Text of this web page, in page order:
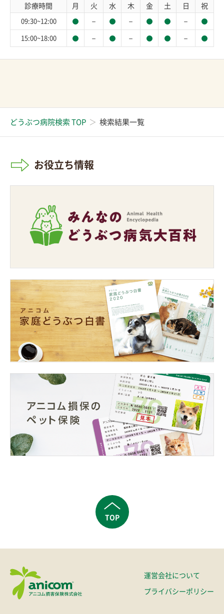
診療時間 月 火 水 木 金 土 日 祝
09:30~12:00 － － －
15:00~18:00 － － －
どうぶつ病院検索 TOP 検索結果一覧
お役立ち情報
TOP
運営会社について
プライバシーポリシー